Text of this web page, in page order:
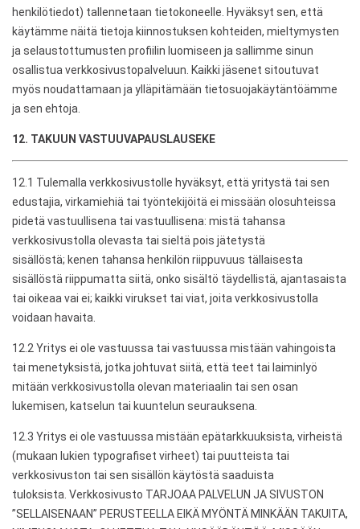
henkilötiedot) tallennetaan tietokoneelle. Hyväksyt sen, että
käytämme näitä tietoja kiinnostuksen kohteiden, mieltymysten
ja selaustottumusten profiilin luomiseen ja sallimme sinun
osallistua verkkosivustopalveluun. Kaikki jäsenet sitoutuvat
myös noudattamaan ja ylläpitämään tietosuojakäytäntöämme
ja sen ehtoja.
12. TAKUUN VASTUUVAPAUSLAUSEKE
12.1 Tulemalla verkkosivustolle hyväksyt, että yritystä tai sen
edustajia, virkamiehiä tai työntekijöitä ei missään olosuhteissa
pidetä vastuullisena tai vastuullisena: mistä tahansa
verkkosivustolla olevasta tai sieltä pois jätetystä
sisällöstä; kenen tahansa henkilön riippuvuus tällaisesta
sisällöstä riippumatta siitä, onko sisältö täydellistä, ajantasaista
tai oikeaa vai ei; kaikki virukset tai viat, joita verkkosivustolla
voidaan havaita.
12.2 Yritys ei ole vastuussa tai vastuussa mistään vahingoista
tai menetyksistä, jotka johtuvat siitä, että teet tai laiminlyö
mitään verkkosivustolla olevan materiaalin tai sen osan
lukemisen, katselun tai kuuntelun seurauksena.
12.3 Yritys ei ole vastuussa mistään epätarkkuuksista, virheistä
(mukaan lukien typografiset virheet) tai puutteista tai
verkkosivuston tai sen sisällön käytöstä saaduista
tuloksista. Verkkosivusto TARJOAA PALVELUN JA SIVUSTON
”SELLAISENAAN” PERUSTEELLA EIKÄ MYÖNTÄ MINKÄÄN TAKUITA,